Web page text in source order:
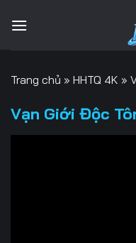
qua
Trang chủ » HHTQ 4K »
Vạn Giới Độc